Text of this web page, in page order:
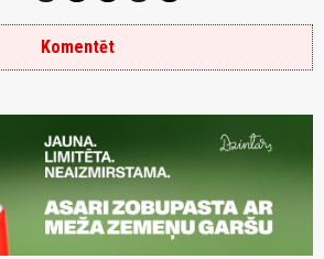
Komentēt